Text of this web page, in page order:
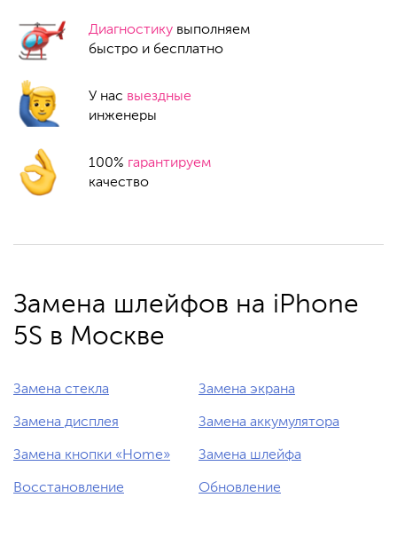
Диагностику выполняем
быстро и бесплатно
У нас выездные
инженеры
100% гарантируем
качество
Замена шлейфов на iPhone
5S в Москве
Замена стекла Замена экрана
Замена дисплея Замена аккумулятора
Замена кнопки «Home» Замена шлейфа
Восстановление Обновление